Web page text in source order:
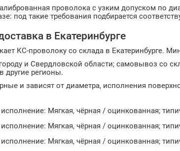
проволока с узким допуском по
под такие требования подбирается
в Екатеринбурге
КС-проволоку со склада в Екатеринбурге.
и Свердловской области; самовывоз со
другие регионы.
и зависят от диаметра, исполнения
Мягкая, чёрная / оцинкованная;
Мягкая, чёрная / оцинкованная;
Мягкая, чёрная / оцинкованная;